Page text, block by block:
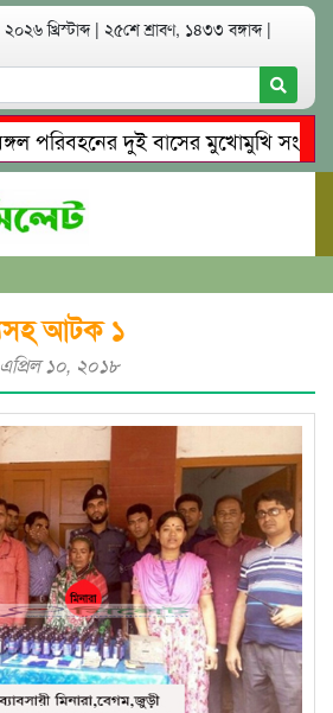
খ্রিস্টাব্দ | ২৫শে শ্রাবণ, ১৪৩৩ বঙ্গাব্দ |
পরিবহনের দুই বাসের মুখোমুখি
তরুণী পাচার: মাদকাসক্ত রিমালকে
আটক ১
১০, ২০১৮